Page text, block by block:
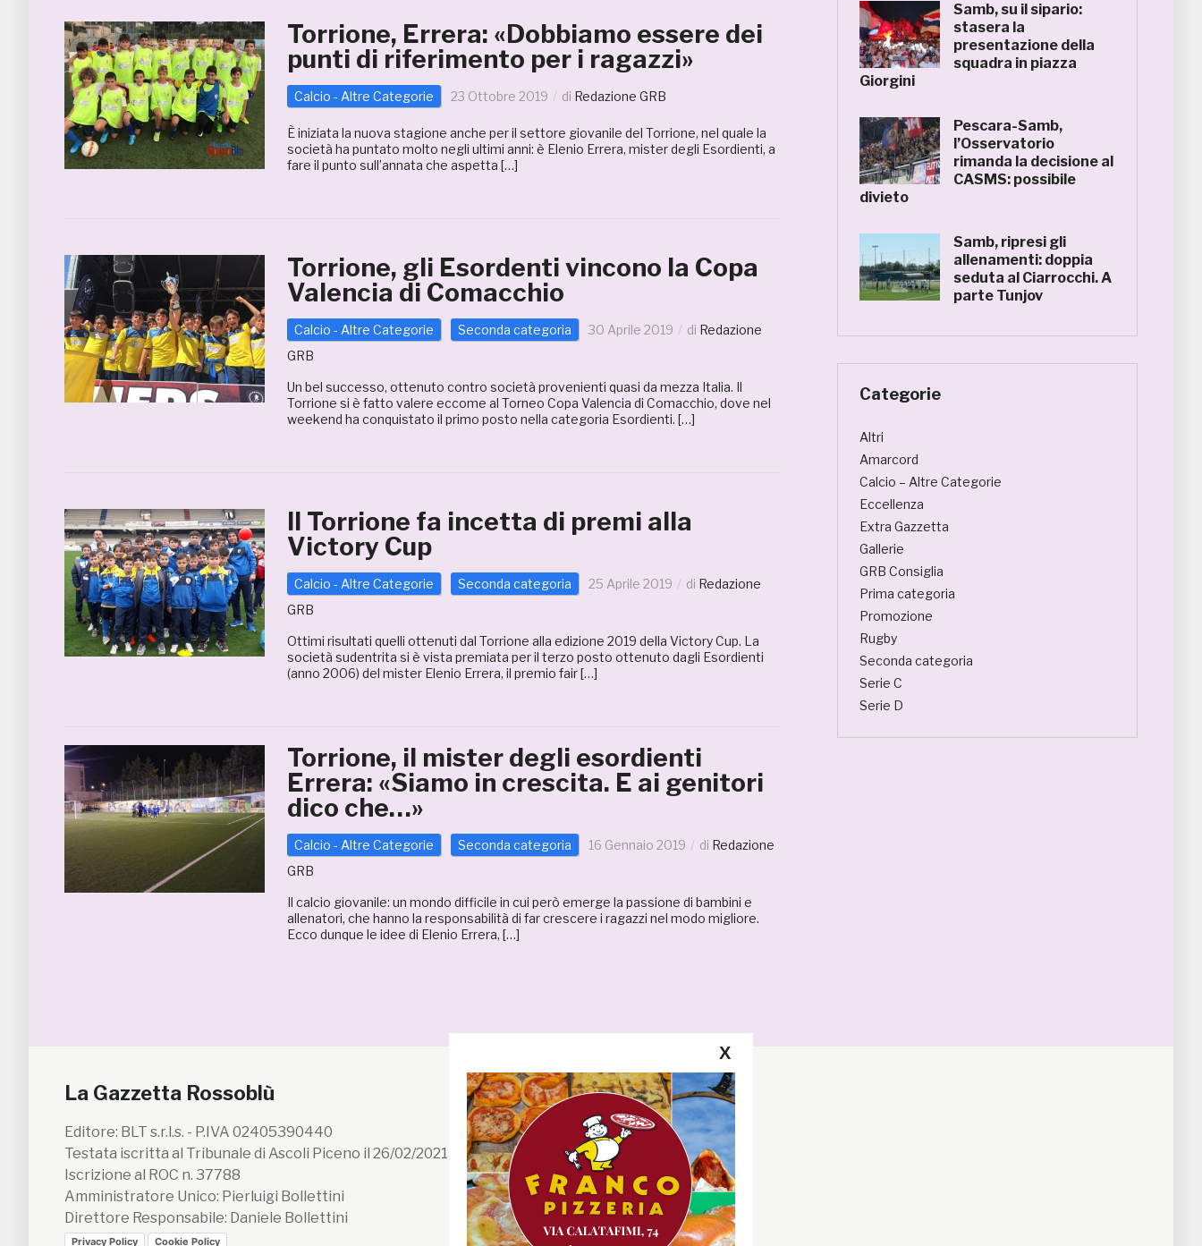
Torrione, Errera: «Dobbiamo essere dei
punti di riferimento per i ragazzi»
Calcio - Altre Categorie 23 Ottobre 2019 di Redazione GRB
È iniziata la nuova stagione anche per il settore giovanile del Torrione, nel quale la
società ha puntato molto negli ultimi anni: è Elenio Errera, mister degli Esordienti, a
fare il punto sull’annata che aspetta […]
Torrione, gli Esordenti vincono la Copa
Valencia di Comacchio
Calcio - Altre Categorie Seconda categoria 30 Aprile 2019 di Redazione
GRB
Un bel successo, ottenuto contro società provenienti quasi da mezza Italia. Il
Torrione si è fatto valere eccome al Torneo Copa Valencia di Comacchio, dove nel
weekend ha conquistato il primo posto nella categoria Esordienti. […]
Il Torrione fa incetta di premi alla
Victory Cup
Calcio - Altre Categorie Seconda categoria 25 Aprile 2019 di Redazione
GRB
Ottimi risultati quelli ottenuti dal Torrione alla edizione 2019 della Victory Cup. La
società sudentrita si è vista premiata per il terzo posto ottenuto dagli Esordienti
(anno 2006) del mister Elenio Errera, il premio fair […]
Torrione, il mister degli esordienti
Errera: «Siamo in crescita. E ai genitori
dico che…»
Calcio - Altre Categorie Seconda categoria 16 Gennaio 2019 di Redazione
GRB
Il calcio giovanile: un mondo difficile in cui però emerge la passione di bambini e
allenatori, che hanno la responsabilità di far crescere i ragazzi nel modo migliore.
Ecco dunque le idee di Elenio Errera, […]
Samb, su il sipario:
stasera la
presentazione della
squadra in piazza
Giorgini
Pescara-Samb,
l’Osservatorio
rimanda la decisione al
CASMS: possibile
divieto
Samb, ripresi gli
allenamenti: doppia
seduta al Ciarrocchi. A
parte Tunjov
Categorie
Altri
Amarcord
Calcio – Altre Categorie
Eccellenza
Extra Gazzetta
Gallerie
GRB Consiglia
Prima categoria
Promozione
Rugby
Seconda categoria
Serie C
Serie D
La Gazzetta Rossoblù
Editore: BLT s.r.l.s. - P.IVA 02405390440
Testata iscritta al Tribunale di Ascoli Piceno il 26/02/2021 n. 199/2021
Iscrizione al ROC n. 37788
Amministratore Unico: Pierluigi Bollettini
Direttore Responsabile: Daniele Bollettini
Privacy Policy Cookie Policy
Segui la GRB
Facebook
Instagram
Twitter
X